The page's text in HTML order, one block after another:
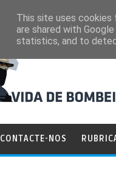
CONTACTE-NOS
This site uses cookies
are shared with
statistics, and to